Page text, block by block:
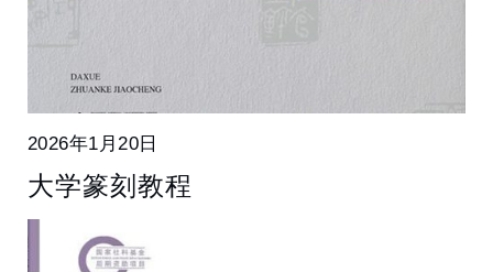
2026年1月20日
大学篆刻教程